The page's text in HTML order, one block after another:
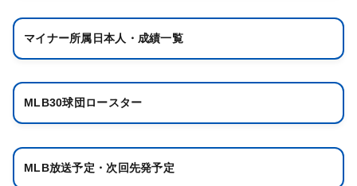
マイナー所属日本人・成績一覧
MLB30球団ロースター
MLB放送予定・次回先発予定